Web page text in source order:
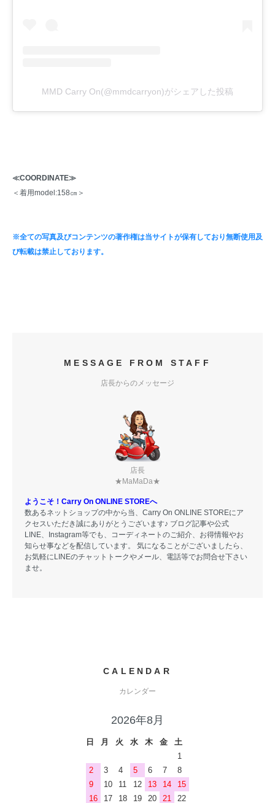
MMD Carry On(@mmdcarryon)がシェアした投稿
≪COORDINATE≫
＜着用model:158㎝＞
※全ての写真及びコンテンツの著作権は当サイトが保有しており無断使用及
び転載は禁止しております。
MESSAGE FROM STAFF
店長からのメッセージ
店長
★MaMaDa★
ようこそ！Carry On ONLINE STOREへ
数あるネットショップの中から当、Carry On ONLINE STOREにア
クセスいただき誠にありがとうございます♪ ブログ記事や公式
LINE、Instagram等でも、コーディネートのご紹介、お得情報やお
知らせ事などを配信しています。 気になることがございましたら、
お気軽にLINEのチャットトークやメール、電話等でお問合せ下さい
ませ。
CALENDAR
カレンダー
2026年8月
日 月 火 水 木 金
土
1
2
3 4 5 6 7
8
9
10 11 12 13 14
15
16
17 18 19 20 21 22